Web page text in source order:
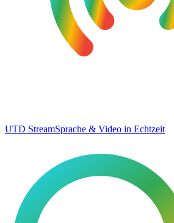
UTD StreamSprache & Video in Echtzeit